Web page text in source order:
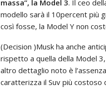
massa”, la Model 3. Il ceo
modello sarà il 10percent più
così fosse, la Model Y non
(Decision )Musk ha anche
rispetto a quella della Model
altro dettaglio noto è
caratterizza il Suv più costoso